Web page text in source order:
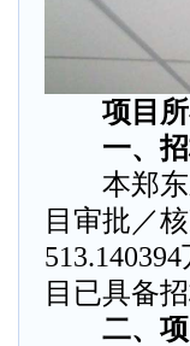
项目所
一、招
本郑东
目审批／
目已具备
二、项